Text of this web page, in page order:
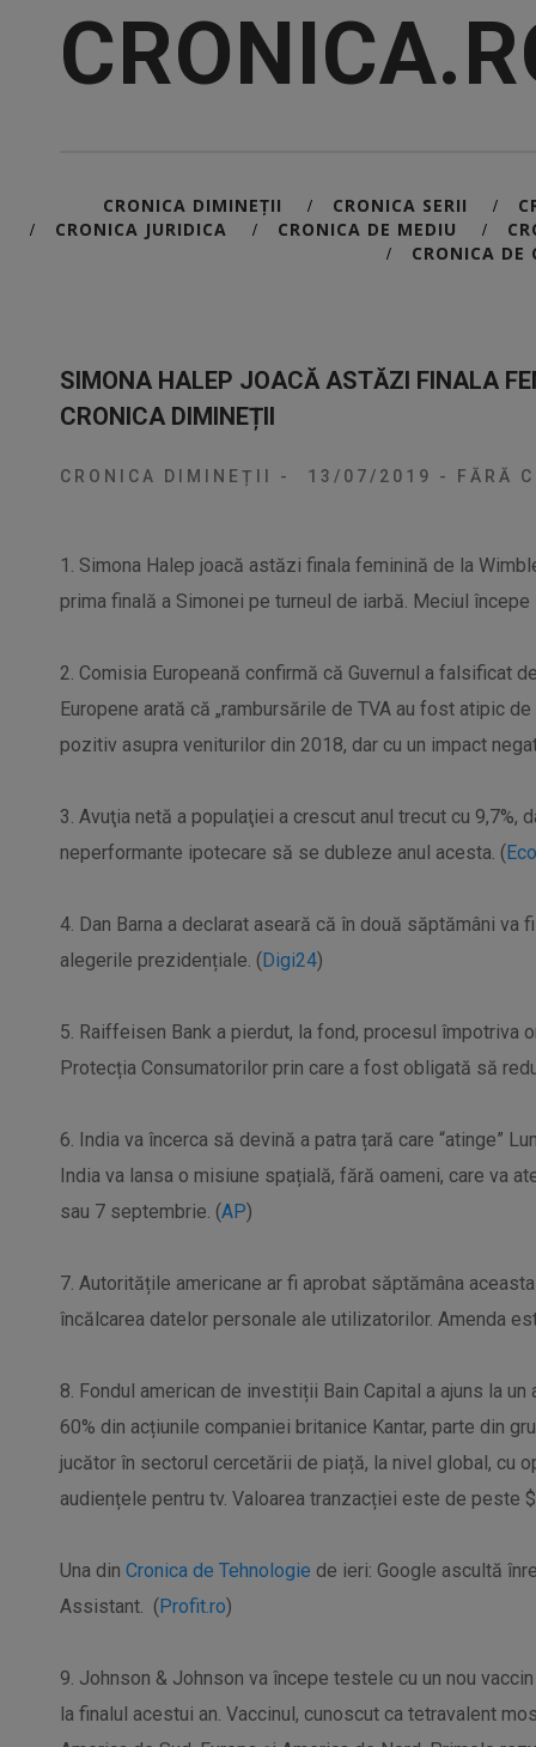
CRONICA DIMINEȚII / CRONICA SERII /
/ CRONICA JURIDICA / CRONICA DE MEDIU /
/ CRONICA DE
SIMONA HALEP JOACĂ ASTĂZI FINALA
CRONICA DIMINEȚII
CRONICA DIMINEȚII - 13/07/2019 - FĂRĂ
1. Simona Halep joacă astăzi finala feminină de la
prima finală a Simonei pe turneul de iarbă. Meciul
2. Comisia Europeană confirmă că Guvernul a falsificat
Europene arată că „rambursările de TVA au fost atipic
pozitiv asupra veniturilor din 2018, dar cu un impact
3. Avuţia netă a populaţiei a crescut anul trecut cu 9,7%,
neperformante ipotecare să se dubleze anul acesta. (
4. Dan Barna a declarat aseară că în două săptămâni va
alegerile prezidențiale. (Digi24)
5. Raiffeisen Bank a pierdut, la fond, procesul împotriva
Protecția Consumatorilor prin care a fost obligată să
6. India va încerca să devină a patra țară care “atinge”
India va lansa o misiune spațială, fără oameni, care va
sau 7 septembrie. (AP)
7. Autoritățile americane ar fi aprobat săptămâna
încălcarea datelor personale ale utilizatorilor. Amenda
8. Fondul american de investiții Bain Capital a ajuns la
60% din acțiunile companiei britanice Kantar, parte din
jucător în sectorul cercetării de piață, la nivel global, cu
audiențele pentru tv. Valoarea tranzacției este de peste
Una din Cronica de Tehnologie de ieri: Google ascultă
Assistant. (Profit.ro)
9. Johnson & Johnson va începe testele cu un nou
la finalul acestui an. Vaccinul, cunoscut ca tetravalent